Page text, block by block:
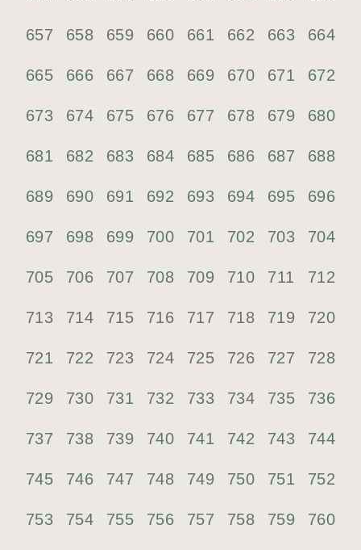
657 658 659 660 661 662 663 664
665 666 667 668 669 670 671 672
673 674 675 676 677 678 679 680
681 682 683 684 685 686 687 688
689 690 691 692 693 694 695 696
697 698 699 700 701 702 703 704
705 706 707 708 709 710 711 712
713 714 715 716 717 718 719 720
721 722 723 724 725 726 727 728
729 730 731 732 733 734 735 736
737 738 739 740 741 742 743 744
745 746 747 748 749 750 751 752
753 754 755 756 757 758 759 760